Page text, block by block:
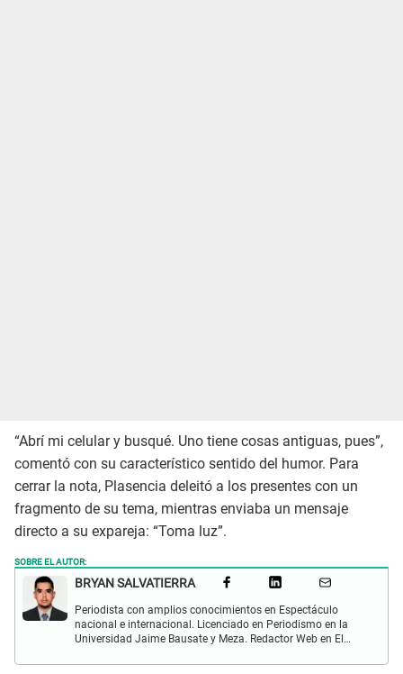
“Abrí mi celular y busqué. Uno tiene cosas antiguas, pues”,
comentó con su característico sentido del humor. Para
cerrar la nota, Plasencia deleitó a los presentes con un
fragmento de su tema, mientras enviaba un mensaje
directo a su expareja: “Toma luz”.
SOBRE EL AUTOR:
BRYAN SALVATIERRA
Periodista con amplios conocimientos en Espectáculo
nacional e internacional. Licenciado en Periodismo en la
Universidad Jaime Bausate y Meza. Redactor Web en El
películas, series, videojuegos y espectáculo.